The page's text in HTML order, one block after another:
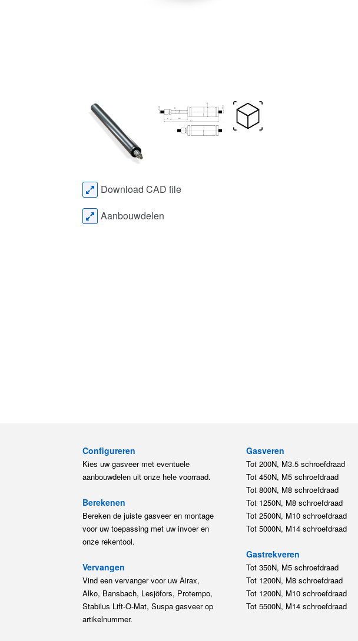
Download CAD file
Aanbouwdelen
Configureren
Kies uw gasveer met eventuele
aanbouwdelen uit onze hele voorraad.
Berekenen
Bereken de juiste gasveer en montage
voor uw toepassing met uw invoer en
onze rekentool.
Vervangen
Vind een vervanger voor uw Airax,
Alko, Bansbach, Lesjöfors, Protempo,
Stabilus Lift-O-Mat, Suspa gasveer op
artikelnummer.
Gasveren
Tot 200N, M3.5 schroefdraad
Tot 450N, M5 schroefdraad
Tot 800N, M8 schroefdraad
Tot 1250N, M8 schroefdraad
Tot 2500N, M10 schroefdraad
Tot 5000N, M14 schroefdraad
Gastrekveren
Tot 350N, M5 schroefdraad
Tot 1200N, M8 schroefdraad
Tot 1200N, M10 schroefdraad
Tot 5500N, M14 schroefdraad